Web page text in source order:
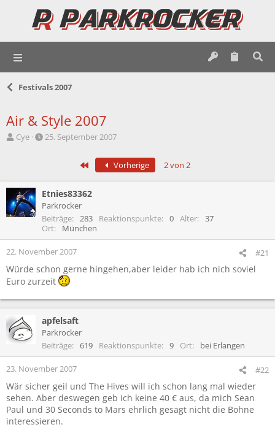
Festivals 2007
Air & Style 2007
E
l
l
e
Cye
E
l
l
t
a
25. September 2007
Erste Vorherige 2 von 2
Etnies83362
Parkrocker
Beiträge
283 Reaktionspunkte 0 Alter
37
Ort
München
22. November 2007 #21
Würde schon gerne hingehen,aber leider hab ich nich soviel
Euro zurzeit
apfelsaft
Parkrocker
Beiträge
619 Reaktionspunkte 9 Ort bei Erlangen
23. November 2007 #22
Wär sicher geil und The Hives will ich schon lang mal wieder
sehen. Aber deswegen geb ich keine 40 € aus, da mich Sean
Paul und 30 Seconds to Mars ehrlich gesagt nicht die Bohne
interessieren.